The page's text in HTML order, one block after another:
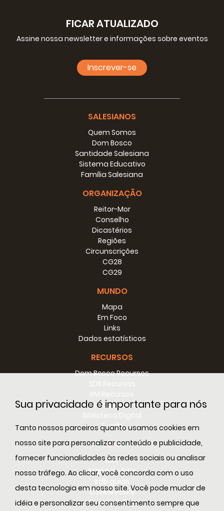
Sua privacidade é importante para nós
Tanto nossos parceiros quanto usamos cookies em
nosso site para personalizar conteúdo e publicidade,
fornecer funcionalidades às redes sociais ou analisar
nosso tráfego. Ao clicar, você concorda com o uso
desta tecnologia em nosso site. Você pode mudar de
idéia e personalizar seu consentimento sempre que
FICAR ATUALIZADO
Assine nossa newsletter e informações sobre eventos
Inscrever-se
SALESIANOS
Quem Somos
Dom Bosco
Santidade Salesiana
Sistema Educativo
Família Salesiana
ORGANIZAÇÃO
Reitor-Mor
Conselho
Dicastérios
Regiões
Circunscrições
CG28
CG29
MUNDO
Mapa
Em Foco
Links
Dados estatísticos
RECURSOS
Dom Bosco Recursos
Conselho Recursos
E-sdb
INFO
ANS
Mapa do Sitio
Cookie Policy
Privacy Policy